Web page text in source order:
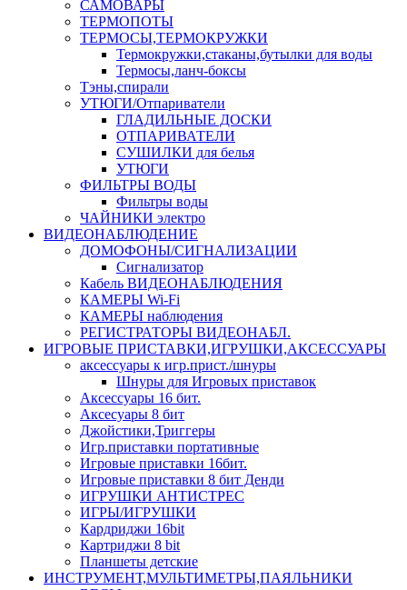
САМОВАРЫ
ТЕРМОПОТЫ
ТЕРМОСЫ,ТЕРМОКРУЖКИ
Термокружки,стаканы,бутылки для воды
Термосы,ланч-боксы
Тэны,спирали
УТЮГИ/Отпариватели
ГЛАДИЛЬНЫЕ ДОСКИ
ОТПАРИВАТЕЛИ
СУШИЛКИ для белья
УТЮГИ
ФИЛЬТРЫ ВОДЫ
Фильтры воды
ЧАЙНИКИ электро
ВИДЕОНАБЛЮДЕНИЕ
ДОМОФОНЫ/СИГНАЛИЗАЦИИ
Сигнализатор
Кабель ВИДЕОНАБЛЮДЕНИЯ
КАМЕРЫ Wi-Fi
КАМЕРЫ наблюдения
РЕГИСТРАТОРЫ ВИДЕОНАБЛ.
ИГРОВЫЕ ПРИСТАВКИ,ИГРУШКИ,АКСЕССУАРЫ
аксесcуары к игр.прист./шнуры
Шнуры для Игровых приставок
Аксессуары 16 бит.
Аксесуары 8 бит
Джойстики,Триггеры
Игр.приставки портативные
Игровые приставки 16бит.
Игровые приставки 8 бит Денди
ИГРУШКИ АНТИСТРЕС
ИГРЫ/ИГРУШКИ
Кардриджи 16bit
Картриджи 8 bit
Планшеты детские
ИНСТРУМЕНТ,МУЛЬТИМЕТРЫ,ПАЯЛЬНИКИ